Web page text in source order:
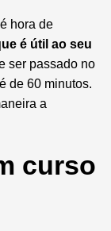
hora de
é útil ao seu
ser passado no
de 60 minutos.
a
curso